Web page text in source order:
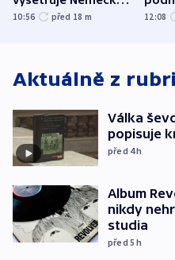
jako úmyslný pokus
10:56 před 18 m 12:08
Aktuálně z
Válka
popisuje
před 4h
Album
nikdy
studia
před 5h